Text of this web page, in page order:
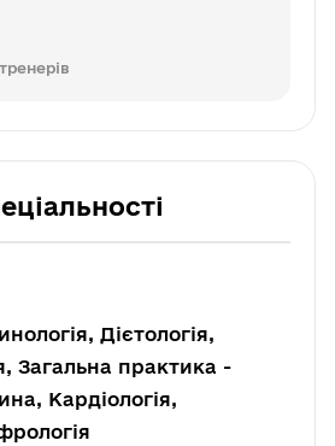
Дієтологія,
Загальна практика -
Кардіологія,